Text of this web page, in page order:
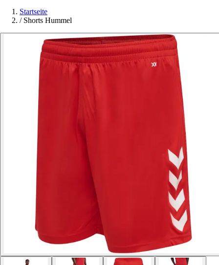
Startseite
/ Shorts Hummel